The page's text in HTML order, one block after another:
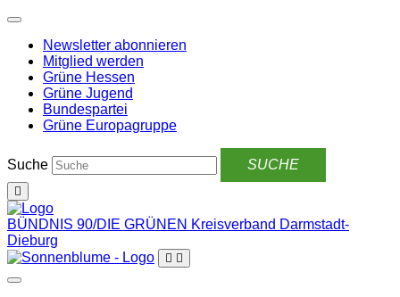
Weiter
Inhalt
Newsletter abonnieren
Mitglied werden
Grüne Hessen
Grüne Jugend
Bundespartei
Grüne Europagruppe
Suche
BÜNDNIS 90/DIE GRÜNEN Kreisverband Darmstadt-
Dieburg